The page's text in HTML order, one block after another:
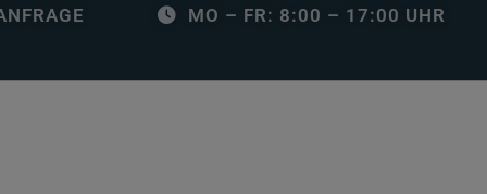
MO – FR: 8:00 – 17:00 UHR